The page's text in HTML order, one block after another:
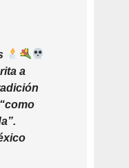
a